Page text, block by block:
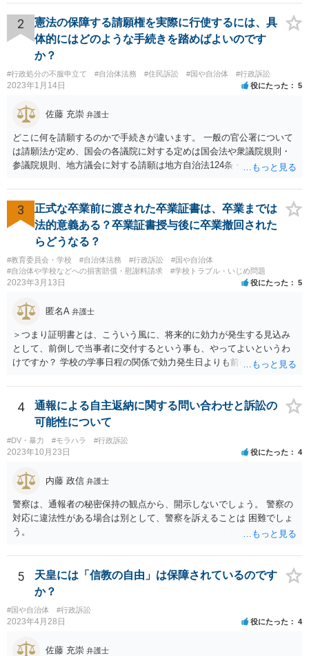
ようとしまいと現行犯逮捕できるわけです。 そこを、「サインをしな
いと逮捕する」というのは、「現行犯逮捕して刑事処分（罰金でも前
科になる）にできるが、認めてサインすれば反則処理（何千円程度の
反則金があっても前科にならない）ですませてあげる」という意味で
す。 あなたはこの警察官を非難するのではなく、感謝すべきというこ
とです。 警察官の「こんな事を言うのだったら免許証返した方がい
い」との発言ですが、実際「前の車が赤で右折進行したから、自分も
（信号無視）した」というあなたと同じ考えの人が運転をしている公
道は、きちんと交通ルールを守っている人や歩行者らにとってとても
納してほしいと思うのが社会の大勢です。 実際「交通違反を繰り返せ
ば免許停止や取消（強制返納）になる」のはそういうことです。 たま
たま（あなたにとって）いい警察官にあたったことをきっかけに、む
で右折進行したけど、自分は右折進行を思いとどまった」と交通ルー
ルを遵守するドライバーになってほしいと期待しています。
2
憲法の保障する請願権を実際に行使するには、具
体的にはどのような手続きを踏めばよいのです
か？
#行政処分の不服申立て #自治体法務 #住民訴訟 #国や自治体 #行政訴訟
2023年1月14日 役にたった 5
佐藤 充崇 弁護士
どこに何を請願するのかで手続きが違います。 一般の官公署について
は請願法が定め、国会の各議院に対する定めは国会法や衆議院規則・
参議院規則、地方議会に対する請願は地方自治法124条・125条が定め
スムースかと思います。
3
正式な卒業前に渡された卒業証書は、卒業までは
法的意義ある？卒業証書授与後に卒業撤回された
らどうなる？
#教育委員会・学校 #自治体法務 #行政訴訟
#国や自治体
#自治体や学校などへの損害賠償・慰謝料請求
#学校トラブル・いじめ問題
2023年3月13日 役にたった 5
匿名A 弁護士
＞つまり証明書とは、こういう風に、将来的に効力が発生する見込み
として、前倒しで当事者に交付するという事も、やってよいというわ
けですか？ 学校の学事日程の関係で効力発生日よりも前に交付したか
でしょう。 両者をそろえるに越したことはないですが、卒業式の日程
自体は各学校によって慣例として定められることが多いですし、学籍
離脱日も、学校によって異なるようですから、そのこと自体に特に問
題はないでしょう。 ＞万一、効力発生日より前に、その効力が無効と
なる出来事が起こったとしたら、その証明書は効力を発生する事な
く、証明書としては無効化されるということですね？ そう考えるのが
自然でしょう。 ただし、卒業証書自体は、通常記載されている内容
が、全課程を修了したという事実について記載されており、卒業式時
点では、そのこと自体は過去の事実として間違いないので、卒業証書
自体の無効かどうかという法的な効力を議論するものではないでしょ
う。 問題は、証書そのものではなく、在学中に何らかの問題を起こし
て学籍を剥奪されたかどうか、ということなので、厳密に言えば卒業
証書自体の議論とは直接関係しないと思います。
4
通報による自主返納に関する問い合わせと訴訟の
可能性について
#DV・暴力 #モラハラ #行政訴訟
2023年10月23日 役にたった 4
内藤 政信 弁護士
警察は、通報者の秘密保持の観点から、開示しないでしょう。 警察の
対応に違法性がある場合は別として、警察を訴えることは 困難でしょ
う。
5
天皇には「信教の自由」は保障されているのです
か？
#国や自治体 #行政訴訟
2023年4月28日 役にたった 4
佐藤 充崇 弁護士